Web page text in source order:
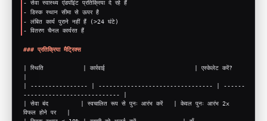
- सेवा स्वास्थ्य एंडपॉइंट प्रतिक्रिया दे रहे हैं
- डिस्क स्थान सीमा से ऊपर है
- लंबित कार्य पुराने नहीं हैं (>24 घंटे)
- वितरण चैनल कार्यरत हैं
### प्रतिक्रिया मैट्रिक्स
| स्थिति           | कार्रवाई                         | एस्केलेट करें?
| ---------------- | -------------------------------- | ------
--------------------------- |
| सेवा बंद         | स्वचालित रूप से पुनः आरंभ करें   | केवल पुनः आरंभ 2x
विफल होने पर   |